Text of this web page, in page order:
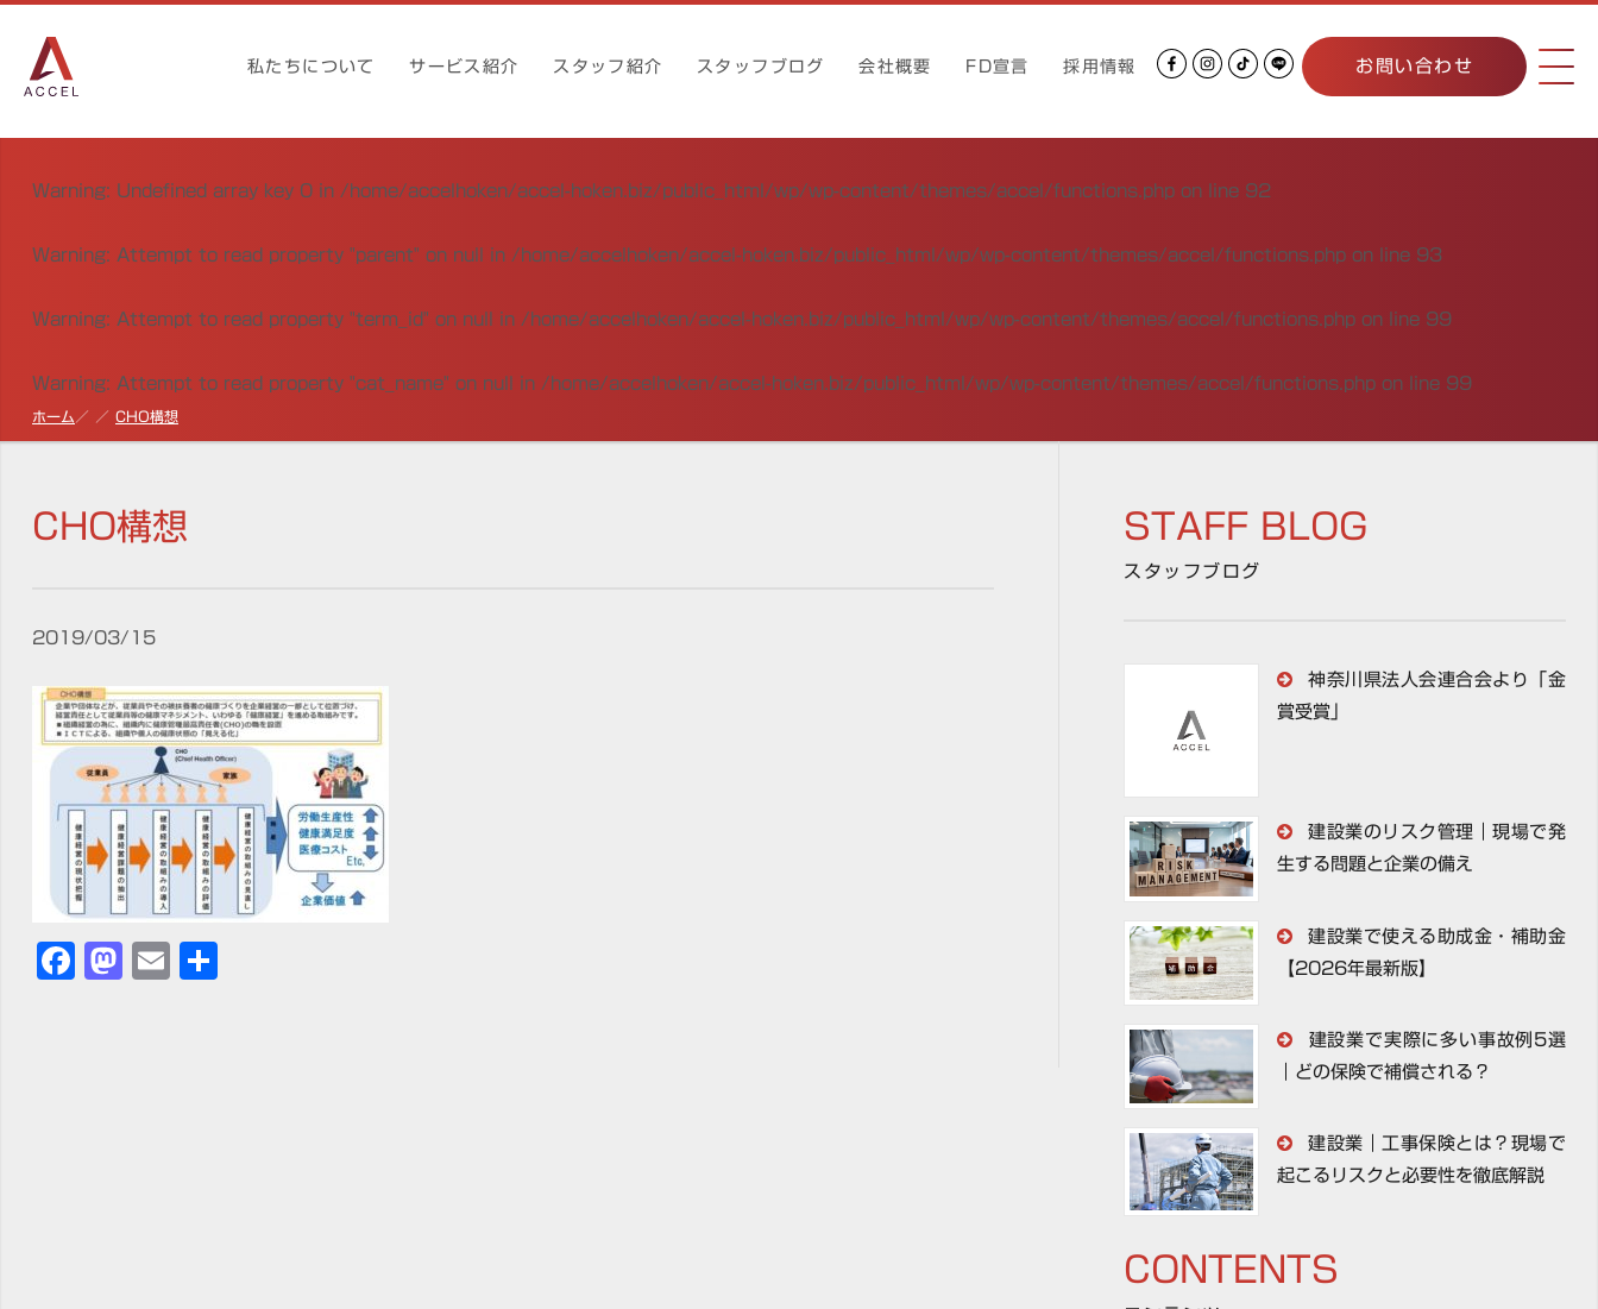
お問い合わせ
私たちについて サービス紹介 スタッフ紹介 スタッフブログ 会社概要 FD宣言 採用情報
Warning: Undefined array key 0 in /home/accelhoken/accel-hoken.biz/public_html/wp/wp-content/themes/accel/functions.php on line 92
Warning: Attempt to read property "parent" on null in /home/accelhoken/accel-hoken.biz/public_html/wp/wp-content/themes/accel/functions.php on line 93
Warning: Attempt to read property "term_id" on null in /home/accelhoken/accel-hoken.biz/public_html/wp/wp-content/themes/accel/functions.php on line 99
Warning: Attempt to read property "cat_name" on null in /home/accelhoken/accel-hoken.biz/public_html/wp/wp-content/themes/accel/functions.php on line 99
ホーム CHO構想
CHO構想
2019/03/15
Facebook
Mastodon
Email
STAFF BLOG
スタッフブログ
神奈川県法人会連合会より「金
賞受賞」
建設業のリスク管理｜現場で発
生する問題と企業の備え
建設業で使える助成金・補助金
【2026年最新版】
建設業で実際に多い事故例5選
｜どの保険で補償される？
建設業｜工事保険とは？現場で
起こるリスクと必要性を徹底解説
CONTENTS